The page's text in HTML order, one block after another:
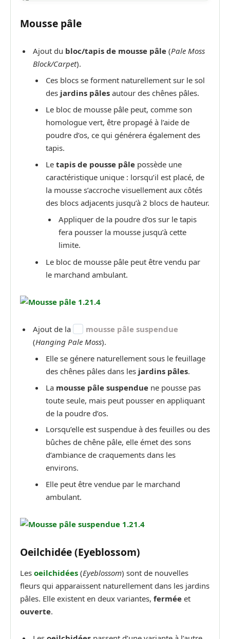
Mousse pâle
Ajout du bloc/tapis de mousse pâle (Pale Moss
Block/Carpet).
Ces blocs se forment naturellement sur le sol
des jardins pâles autour des chênes pâles.
Le bloc de mousse pâle peut, comme son
homologue vert, être propagé à l’aide de
poudre d’os, ce qui générera également des
tapis.
Le tapis de pousse pâle possède une
caractéristique unique : lorsqu’il est placé, de
la mousse s’accroche visuellement aux côtés
des blocs adjacents jusqu’à 2 blocs de hauteur.
Appliquer de la poudre d’os sur le tapis
fera pousser la mousse jusqu’à cette
limite.
Le bloc de mousse pâle peut être vendu par
le marchand ambulant.
Ajout de la
mousse pâle suspendue
(Hanging Pale Moss).
Elle se génere naturellement sous le feuillage
des chênes pâles dans les jardins pâles.
La mousse pâle suspendue ne pousse pas
toute seule, mais peut pousser en appliquant
de la poudre d’os.
Lorsqu’elle est suspendue à des feuilles ou des
bûches de chêne pâle, elle émet des sons
d’ambiance de craquements dans les
environs.
Elle peut être vendue par le marchand
ambulant.
Oeilchidée (Eyeblossom)
Les oeilchidées (Eyeblossom) sont de nouvelles
fleurs qui apparaissent naturellement dans les jardins
pâles. Elle existent en deux variantes, fermée et
ouverte.